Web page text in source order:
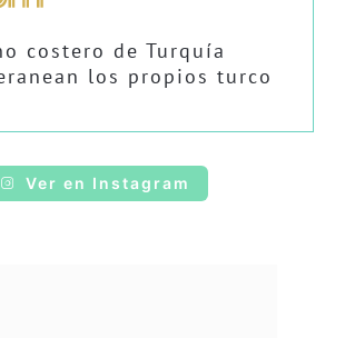
costero de Turquía
los propios turco
Ver en Instagram